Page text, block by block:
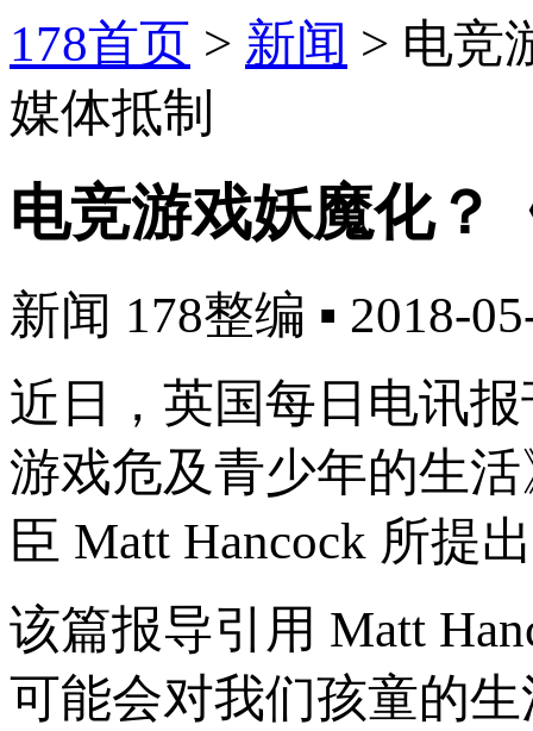
178首页 > 新闻 > 电竞
媒体抵制
电竞游戏妖魔化？
新闻 178整编 ▪ 2018-
近日，英国每日电讯
游戏危及青少年的生
臣 Matt Hancock 所提
该篇报导引用 Matt
可能会对我们孩童的